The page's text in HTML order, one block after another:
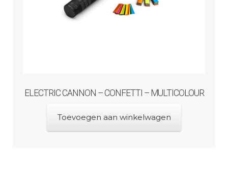
ELECTRIC CANNON – CONFETTI – MULTICOLOUR
Toevoegen aan winkelwagen